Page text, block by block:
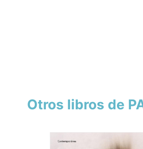
Otros libros de